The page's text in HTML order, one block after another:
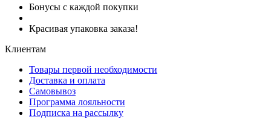
Бонусы с каждой покупки
Красивая упаковка заказа!
Клиентам
Товары первой необходимости
Доставка и оплата
Самовывоз
Программа лояльности
Подписка на рассылку